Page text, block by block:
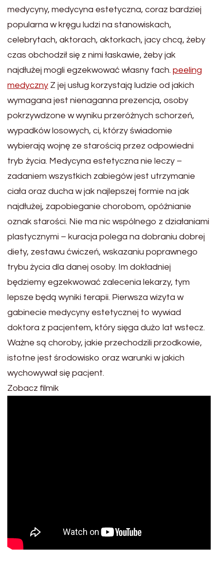
medycyny, medycyna estetyczna, coraz bardziej
popularna w kręgu ludzi na stanowiskach,
celebrytach, aktorach, aktorkach, jacy chcą, żeby
czas obchodził się z nimi łaskawie, żeby jak
najdłużej mogli egzekwować własny fach. peeling
medyczny Z jej usług korzystają ludzie od jakich
wymagana jest nienaganna prezencja, osoby
pokrzywdzone w wyniku przeróżnych schorzeń,
wypadków losowych, ci, którzy świadomie
wybierają wojnę ze starością przez odpowiedni
tryb życia. Medycyna estetyczna nie leczy –
zadaniem wszystkich zabiegów jest utrzymanie
ciała oraz ducha w jak najlepszej formie na jak
najdłużej, zapobieganie chorobom, opóźnianie
oznak starości. Nie ma nic wspólnego z działaniami
plastycznymi – kuracja polega na dobraniu dobrej
diety, zestawu ćwiczeń, wskazaniu poprawnego
trybu życia dla danej osoby. Im dokładniej
będziemy egzekwować zalecenia lekarzy, tym
lepsze będą wyniki terapii. Pierwsza wizyta w
gabinecie medycyny estetycznej to wywiad
doktora z pacjentem, który sięga dużo lat wstecz.
Ważne są choroby, jakie przechodzili przodkowie,
istotne jest środowisko oraz warunki w jakich
wychowywał się pacjent.
Zobacz filmik